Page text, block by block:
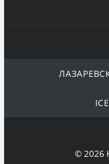
© 2026